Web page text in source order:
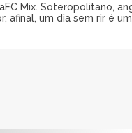
Mix. Soteropolitano,
afinal, um dia sem rir é